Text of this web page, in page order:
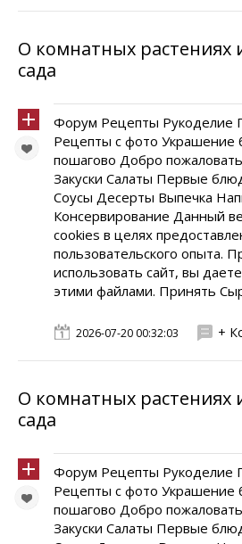
О комнатных растениях
сада
Форум Рецепты Рукоделие
Рецепты с фото Украшение
пошагово Добро
Закуски Салаты Первые
Соусы Десерты Выпечка
Консервирование Данный
cookies в целях
пользовательского опыта.
использовать сайт, вы
этими файлами. Принять
2026-07-20 00:32:03 +
О комнатных растениях
сада
Форум Рецепты Рукоделие
Рецепты с фото Украшение
пошагово Добро
Закуски Салаты Первые